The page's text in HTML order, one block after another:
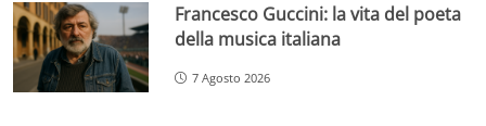
Francesco Guccini: la vita del poeta
della musica italiana
7 Agosto 2026